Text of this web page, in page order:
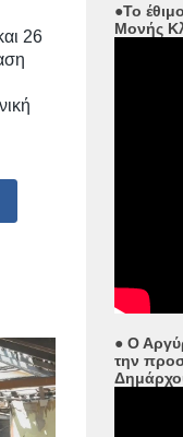
26
●Το
Μονής
● Ο
την